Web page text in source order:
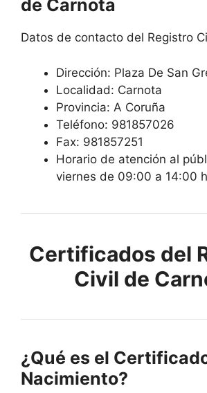
de Carnota
Datos de contacto del Registro
Dirección: Plaza De San
Localidad: Carnota
Provincia: A Coruña
Teléfono: 981857026
Fax: 981857251
Horario de atención al
viernes de 09:00 a 14:00
Certificados del
Civil de
¿Qué es el
Nacimiento?